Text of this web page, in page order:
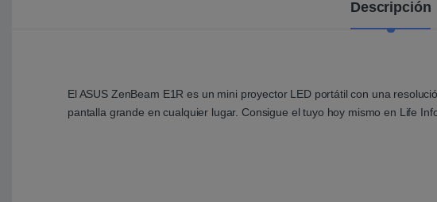
Descripción
El ASUS ZenBeam E1R es un mini proyector LED portátil con una
pantalla grande en cualquier lugar. Consigue el tuyo hoy mismo en Life